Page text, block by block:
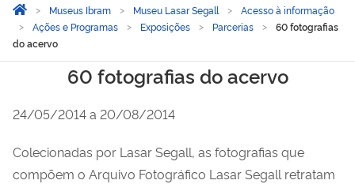
Você está aqui:
Página Inicial
Museus Ibram Museu Lasar Segall
Acesso à informação
Ações e Programas
Exposições Parcerias
60 fotografias
do acervo
60 fotografias do acervo
60 fotografias do acervo
24/05/2014 a 20/08/2014
Colecionadas por Lasar Segall, as fotografias que
compõem o Arquivo Fotográfico Lasar Segall retratam